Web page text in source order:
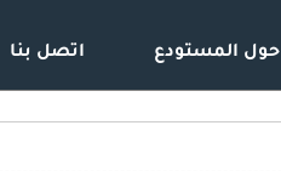
حول المستودع اتصل بنا